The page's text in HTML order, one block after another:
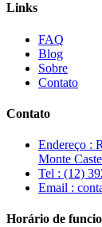
Links
FAQ
Blog
Sobre
Contato
Contato
Endereço :
Monte
Tel : (12)
Email :
Horário de